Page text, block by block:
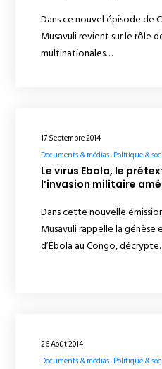
Dans ce nouvel épisode de
Musavuli revient sur le rôle
multinationales…
17 Septembre 2014
Documents & médias Politique &
Le virus Ebola, le
l’invasion militaire
Dans cette nouvelle
Musavuli rappelle la
d’Ebola au Congo,
26 Août 2014
Documents & médias Politique &